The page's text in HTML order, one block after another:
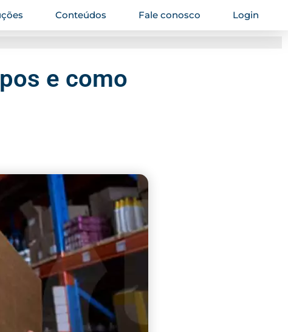
Conteúdos Fale conosco Login
e como